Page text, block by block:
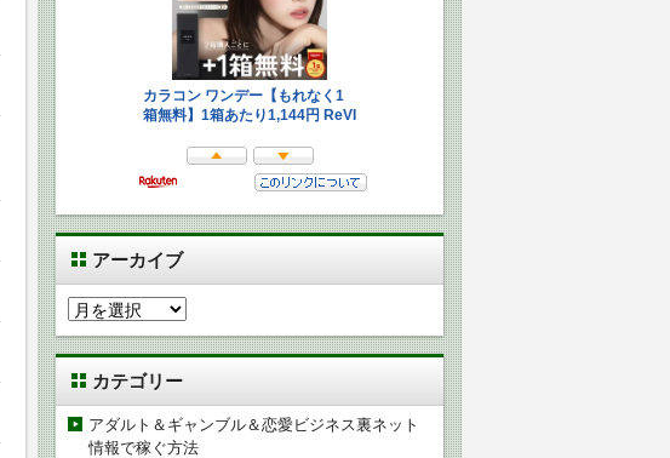
アーカイブ
ア
ー
カ
イ
ブ
カテゴリー
アダルト＆ギャンブル＆恋愛ビジネス裏ネット
情報で稼ぐ方法